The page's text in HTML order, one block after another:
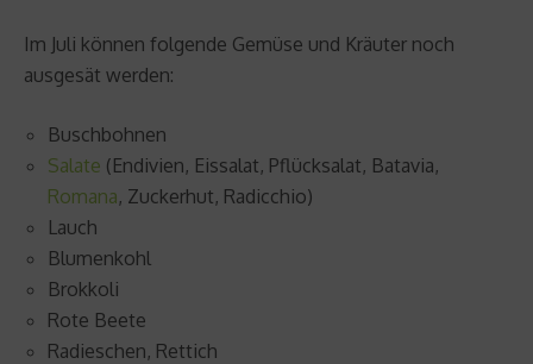
Im Juli können folgende Gemüse und Kräuter noch
ausgesät werden:
Buschbohnen
Salate (Endivien, Eissalat, Pflücksalat, Batavia,
Romana, Zuckerhut, Radicchio)
Lauch
Blumenkohl
Brokkoli
Rote Beete
Radieschen, Rettich